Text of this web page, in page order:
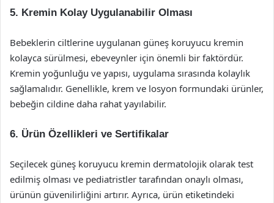
5. Kremin Kolay Uygulanabilir Olması
Bebeklerin ciltlerine uygulanan güneş koruyucu kremin
kolayca sürülmesi, ebeveynler için önemli bir faktördür.
Kremin yoğunluğu ve yapısı, uygulama sırasında kolaylık
sağlamalıdır. Genellikle, krem ve losyon formundaki ürünler,
bebeğin cildine daha rahat yayılabilir.
6. Ürün Özellikleri ve Sertifikalar
Seçilecek güneş koruyucu kremin dermatolojik olarak test
edilmiş olması ve pediatristler tarafından onaylı olması,
ürünün güvenilirliğini artırır. Ayrıca, ürün etiketindeki